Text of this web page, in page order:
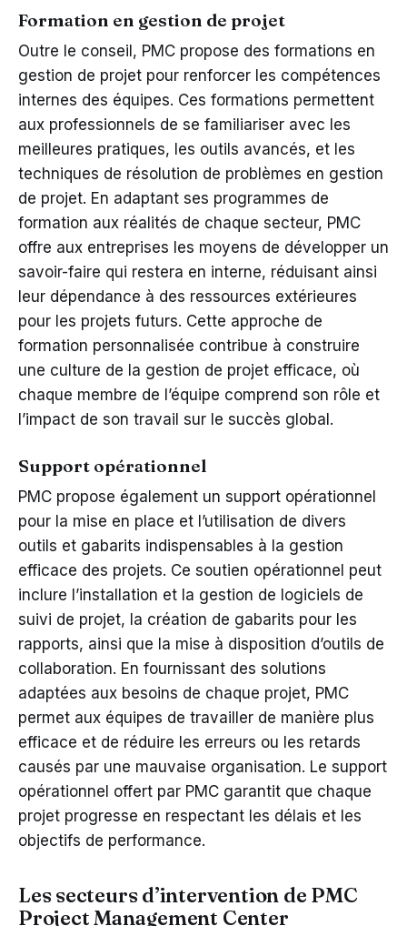
Formation en gestion de projet
Outre le conseil, PMC propose des formations en
gestion de projet pour renforcer les compétences
internes des équipes. Ces formations permettent
aux professionnels de se familiariser avec les
meilleures pratiques, les outils avancés, et les
techniques de résolution de problèmes en gestion
de projet. En adaptant ses programmes de
formation aux réalités de chaque secteur, PMC
offre aux entreprises les moyens de développer un
savoir-faire qui restera en interne, réduisant ainsi
leur dépendance à des ressources extérieures
pour les projets futurs. Cette approche de
formation personnalisée contribue à construire
une culture de la gestion de projet efficace, où
chaque membre de l’équipe comprend son rôle et
l’impact de son travail sur le succès global.
Support opérationnel
PMC propose également un support opérationnel
pour la mise en place et l’utilisation de divers
outils et gabarits indispensables à la gestion
efficace des projets. Ce soutien opérationnel peut
inclure l’installation et la gestion de logiciels de
suivi de projet, la création de gabarits pour les
rapports, ainsi que la mise à disposition d’outils de
collaboration. En fournissant des solutions
adaptées aux besoins de chaque projet, PMC
permet aux équipes de travailler de manière plus
efficace et de réduire les erreurs ou les retards
causés par une mauvaise organisation. Le support
opérationnel offert par PMC garantit que chaque
projet progresse en respectant les délais et les
objectifs de performance.
Les secteurs d’intervention de PMC
Project Management Center